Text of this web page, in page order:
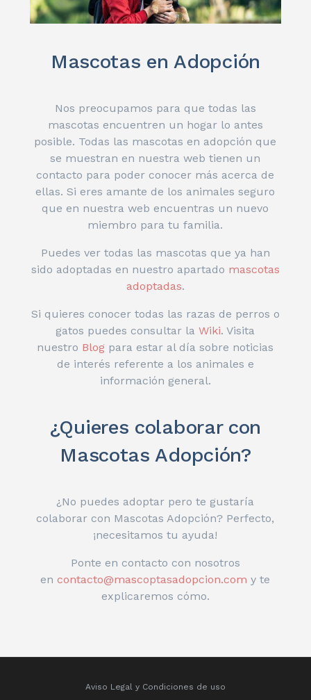
Mascotas en Adopción
Nos preocupamos para que todas las
mascotas encuentren un hogar lo antes
posible. Todas las mascotas en adopción que
se muestran en nuestra web tienen un
contacto para poder conocer más acerca de
ellas. Si eres amante de los animales seguro
que en nuestra web encuentras un nuevo
miembro para tu familia.
Puedes ver todas las mascotas que ya han
sido adoptadas en nuestro apartado mascotas
adoptadas.
Si quieres conocer todas las razas de perros o
gatos puedes consultar laWiki. Visita
nuestro Blog para estar al día sobre noticias
de interés referente a los animales e
información general.
¿Quieres colaborar con
Mascotas Adopción?
¿No puedes adoptar pero te gustaría
colaborar con Mascotas Adopción? Perfecto,
¡necesitamos tu ayuda!
Ponte en contacto con nosotros
en contacto@mascoptasadopcion.com y te
explicaremos cómo.
Aviso Legal y Condiciones de uso